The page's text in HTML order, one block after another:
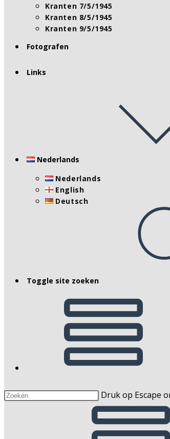
Kranten 7/5/1945
Kranten 8/5/1945
Kranten 9/5/1945
Fotografen
Links
Nederlands
Nederlands
English
Deutsch
Toggle site zoeken
Druk op Escape